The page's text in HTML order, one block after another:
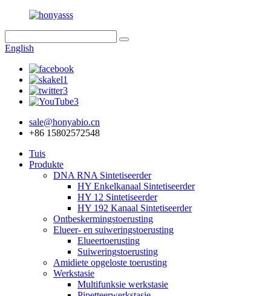
English
sale@honyabio.cn
+86 15802572548
Tuis
Produkte
DNA RNA Sintetiseerder
HY Enkelkanaal Sintetiseerder
HY 12 Sintetiseerder
HY 192 Kanaal Sintetiseerder
Ontbeskermingstoerusting
Elueer- en suiweringstoerusting
Elueertoerusting
Suiweringstoerusting
Amidiete opgeloste toerusting
Werkstasie
Multifunksie werkstasie